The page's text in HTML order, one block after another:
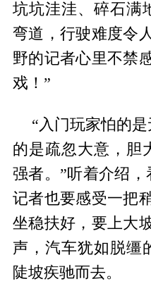
坑坑洼洼、碎石满
弯道，行驶难度令
野的记者心里不禁
戏！”
“入门玩家怕的
的是疏忽大意，胆
强者。”听着介绍，
记者也要感受一把
坐稳扶好，要上大
声，汽车犹如脱缰
陡坡疾驰而去。